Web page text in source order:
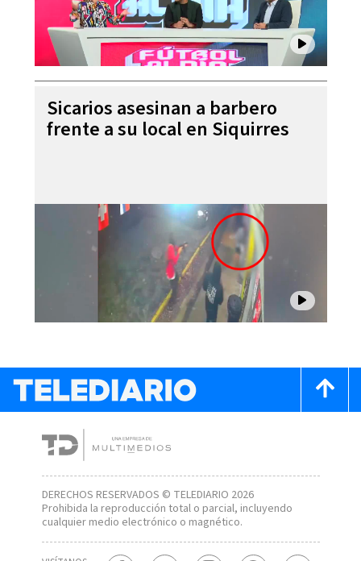
Sicarios asesinan a barbero
frente a su local en Siquirres
DERECHOS RESERVADOS © TELEDIARIO 2026
Prohibida la reproducción total o parcial, incluyendo
cualquier medio electrónico o magnético.